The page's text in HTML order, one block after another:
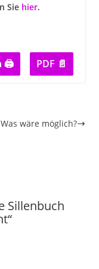
Sie hier.
🖨 PDF 📄
wäre möglich?
Sillenbuch
“